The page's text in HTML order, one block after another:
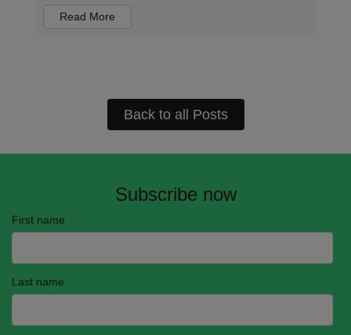
Back to all Posts
Subscribe now
First name
Last name